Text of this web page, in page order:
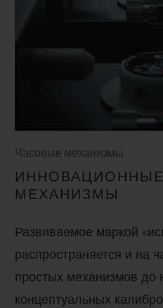
Часовые механизмы
МЕХАНИЗМЫ
Развиваемое маркой
распространяется и на
простых механизмов до
концептуальных